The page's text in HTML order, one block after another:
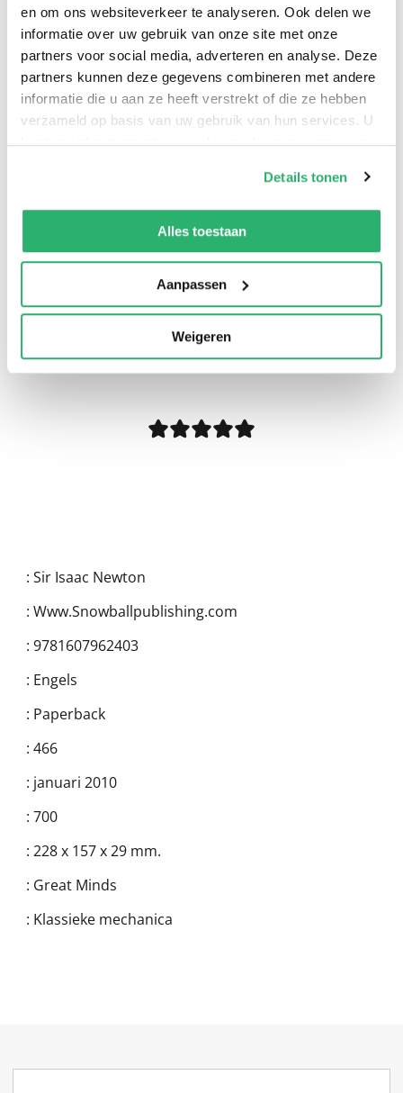
en om ons websiteverkeer te analyseren. Ook delen we
informatie over uw gebruik van onze site met onze
partners voor social media, adverteren en analyse. Deze
partners kunnen deze gegevens combineren met andere
informatie die u aan ze heeft verstrekt of die ze hebben
verzameld op basis van uw gebruik van hun services. U
kunt op ieder moment uw cookievoorkeuren aanpassen
We werken samen met13 derdendie uw gegevens
kunnen ontvangen en verwerken.
Details tonen
Alles toestaan
Aanpassen
Weigeren
relative to the motion of bodies; motion of bodies in
resisting mediums; and system of the world in
mathematical treatment; a section on axioms or laws of
motion, and definitions.
: Sir Isaac Newton
: Www.Snowballpublishing.com
: 9781607962403
: Engels
: Paperback
: 466
: januari 2010
: 700
: 228 x 157 x 29 mm.
: Great Minds
: Klassieke mechanica